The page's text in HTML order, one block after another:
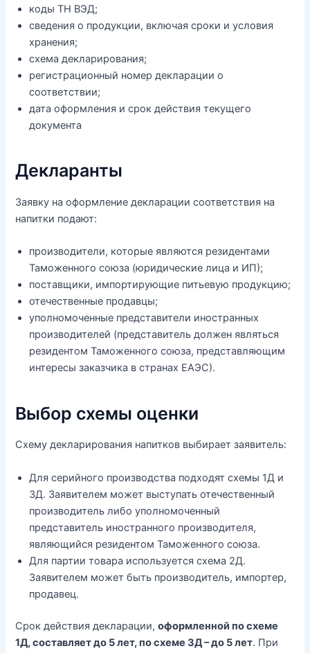
коды ТН ВЭД;
сведения о продукции, включая сроки и условия
хранения;
схема декларирования;
регистрационный номер декларации о
соответствии;
дата оформления и срок действия текущего
документа
Декларанты
Заявку на оформление декларации соответствия на
напитки подают:
производители, которые являются резидентами
Таможенного союза (юридические лица и ИП);
поставщики, импортирующие питьевую продукцию;
отечественные продавцы;
уполномоченные представители иностранных
производителей (представитель должен являться
резидентом Таможенного союза, представляющим
интересы заказчика в странах ЕАЭС).
Выбор схемы оценки
Схему декларирования напитков выбирает заявитель:
Для серийного производства подходят схемы 1Д и
3Д. Заявителем может выступать отечественный
производитель либо уполномоченный
представитель иностранного производителя,
являющийся резидентом Таможенного союза.
Для партии товара используется схема 2Д.
Заявителем может быть производитель, импортер,
продавец.
Срок действия декларации,оформленной по схеме
1Д, составляет до 5 лет, по схеме 3Д – до 5 лет. При